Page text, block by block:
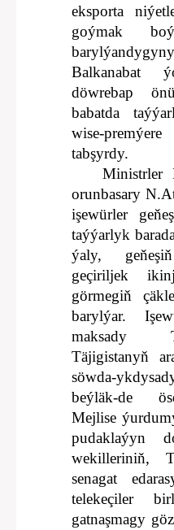
eksporta
goýmak
Balkanabat
döwrebap
babatda
wise-
tabşyrdy.
Ministrler
orunbasary
işewürler
taýýarlyk
ýaly,
geçiriljek
görmegiň
barylýar.
maksady
Täjigistanyň
söwda-
beýläk-de
Mejlise
pudaklaýyn
wekilleriniň,
senagat
telekeçiler
gatnaşmagy